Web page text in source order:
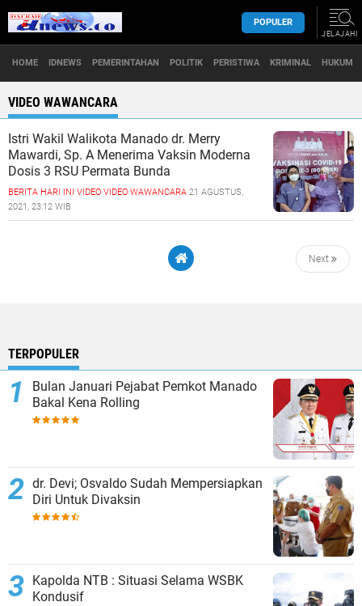
POPULER
JELAJAHI
HOME IDNEWS PEMERINTAHAN POLITIK PERISTIWA KRIMINAL HUKUM
VIDEO WAWANCARA
Istri Wаkіl Wаlіkоtа Mаnаdо dr. Merry
Mawardi, Sр. A Mеnеrіmа Vаkѕіn Moderna
Dоѕіѕ 3 RSU Pеrmаtа Bundа
BERITA HARI INI VIDEO VIDEO WAWANCARA 21 AGUSTUS,
2021, 23:12 WIB
Next
TERPOPULER
Bulan Januari Pejabat Pemkot Manado
Bakal Kena Rolling
dr. Dеvі; Oѕvаldо Sudаh Mempersiapkan
Dіrі Untuk Dіvаkѕіn
Kapolda NTB : Situasi Selama WSBK
Kondusif